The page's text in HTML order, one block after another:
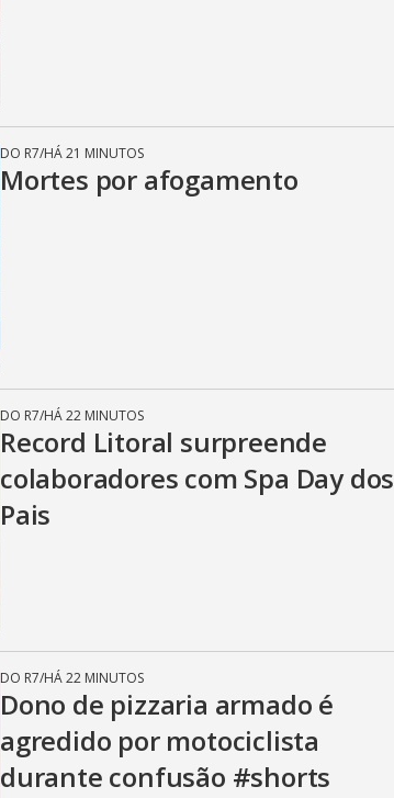
DO R7/HÁ 21 MINUTOS
Mortes por afogamento
DO R7/HÁ 22 MINUTOS
Record Litoral surpreende
colaboradores com Spa Day dos
Pais
DO R7/HÁ 22 MINUTOS
Dono de pizzaria armado é
agredido por motociclista
durante confusão #shorts